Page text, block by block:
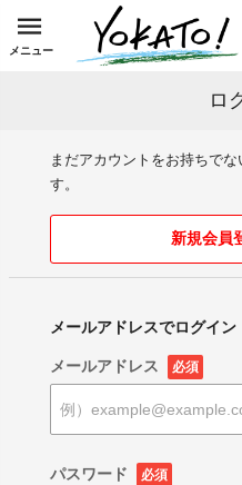
メニュー
ロ
まだアカウントをお持ちで
す。
新規会員
メールアドレスでログイン
メールアドレス 必須
パスワード 必須